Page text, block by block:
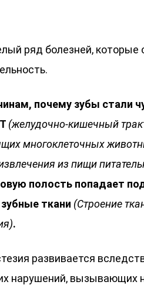
ряд болезней, которые
почему зубы стали
(желудочно-кишечный
многоклеточных
из пищи
полость попадает
ткани (Строение
.
развивается
нарушений, вызывающих